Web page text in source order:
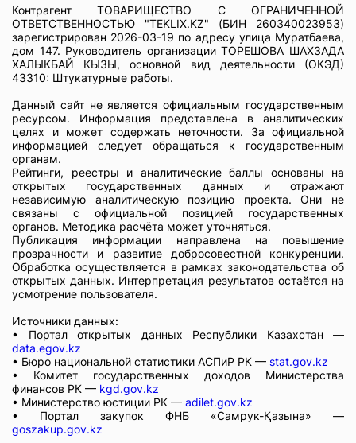
Контрагент ТОВАРИЩЕСТВО С ОГРАНИЧЕННОЙ
ОТВЕТСТВЕННОСТЬЮ "TEKLIX.KZ" (БИН 260340023953)
зарегистрирован 2026-03-19 по адресу улица Муратбаева,
дом 147. Руководитель организации ТОРЕШОВА ШАХЗАДА
ХАЛЫКБАЙ КЫЗЫ, основной вид деятельности (ОКЭД)
43310: Штукатурные работы.
Данный сайт не является официальным государственным
ресурсом. Информация представлена в аналитических
целях и может содержать неточности. За официальной
информацией следует обращаться к государственным
органам.
Рейтинги, реестры и аналитические баллы основаны на
открытых государственных данных и отражают
независимую аналитическую позицию проекта. Они не
связаны с официальной позицией государственных
органов. Методика расчёта может уточняться.
Публикация информации направлена на повышение
прозрачности и развитие добросовестной конкуренции.
Обработка осуществляется в рамках законодательства об
открытых данных. Интерпретация результатов остаётся на
усмотрение пользователя.
Источники данных:
• Портал открытых данных Республики Казахстан —
data.egov.kz
• Бюро национальной статистики АСПиР РК — stat.gov.kz
• Комитет государственных доходов Министерства
финансов РК — kgd.gov.kz
• Министерство юстиции РК — adilet.gov.kz
• Портал закупок ФНБ «Самрук-Қазына» —
goszakup.gov.kz